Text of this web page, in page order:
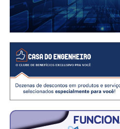
CONSELHO TECNOLÓGICO
HISTÓRICO E ATUAÇÃO
COMPOSIÇÃO
CONSELHOS ASSESSORES
PERSONALIDADES DA TECNOLOGIA
TRANSPARÊNCIA